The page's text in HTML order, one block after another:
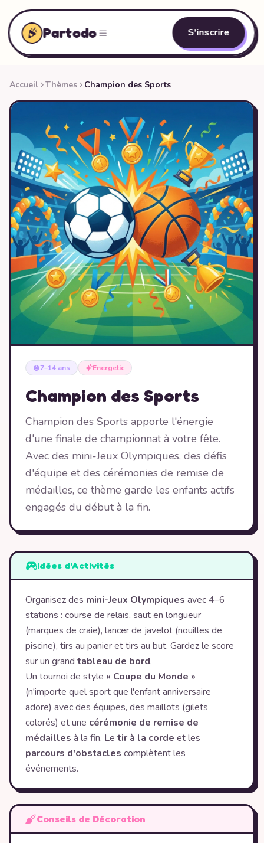
Partodo S'inscrire
Accueil Thèmes Champion des Sports
7–14 ans Energetic
Champion des Sports
Champion des Sports apporte l'énergie
d'une finale de championnat à votre fête.
Avec des mini-Jeux Olympiques, des défis
d'équipe et des cérémonies de remise de
médailles, ce thème garde les enfants actifs
engagés du début à la fin.
Idées d'Activités
Organisez des mini-Jeux Olympiques avec 4–6
stations : course de relais, saut en longueur
(marques de craie), lancer de javelot (nouilles de
piscine), tirs au panier et tirs au but. Gardez le score
sur un grand tableau de bord.
Un tournoi de style « Coupe du Monde »
(n'importe quel sport que l'enfant anniversaire
adore) avec des équipes, des maillots (gilets
colorés) et une cérémonie de remise de
médailles à la fin. Le tir à la corde et les
parcours d'obstacles complètent les
événements.
Conseils de Décoration